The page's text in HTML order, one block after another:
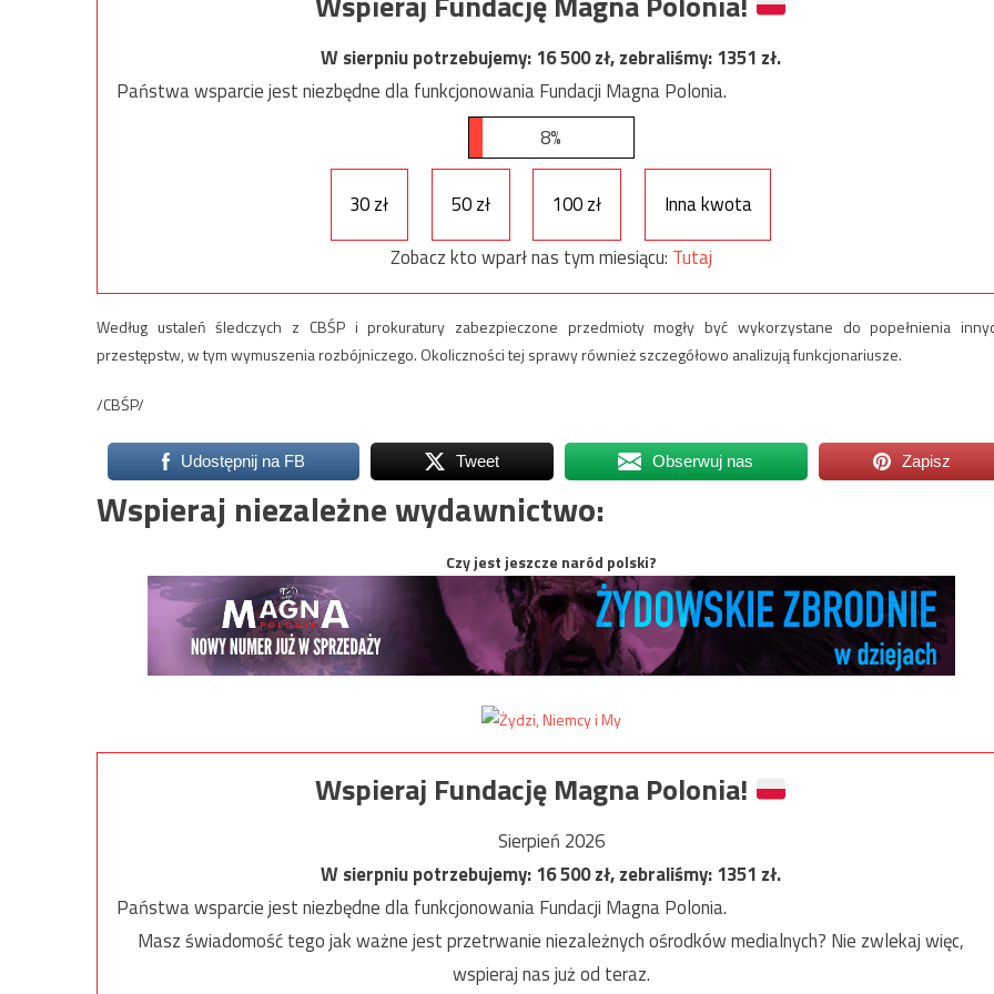
W sierpniu potrzebujemy:16 500zł, zebraliśmy:1351 zł.
Państwa wsparcie jest niezbędne dla funkcjonowania Fundacji Magna Polonia.
8%
30 zł 50 zł 100 zł
Inna kwota
Zobacz kto wparł nas tym miesiącu: Tutaj
Według ustaleń śledczych z CBŚP i prokuratury zabezpieczone przedmioty mogły być wykorzystane do popełnienia
przestępstw, w tym wymuszenia rozbójniczego. Okoliczności tej sprawy również szczegółowo analizują funkcjonariusze.
/CBŚP/
Udostępnij na FB Tweet Obserwuj nas Zapisz
Wspieraj niezależne wydawnictwo:
Czy jest jeszcze naród polski?
Wspieraj Fundację Magna Polonia!
Sierpień 2026
W sierpniu potrzebujemy:16 500zł, zebraliśmy:1351 zł.
Państwa wsparcie jest niezbędne dla funkcjonowania Fundacji Magna Polonia.
Masz świadomość tego jak ważne jest przetrwanie niezależnych ośrodków medialnych? Nie zwlekaj więc,
wspieraj nas już od teraz.